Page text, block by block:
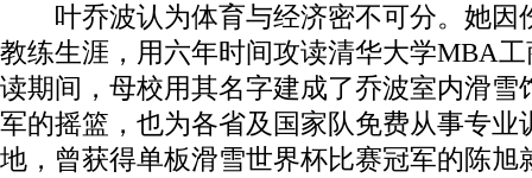
叶乔波认为体育与经济密不可分。她因
教练生涯，用六年时间攻读清华大学MBA
读期间，母校用其名字建成了乔波室内滑雪
军的摇篮，也为各省及国家队免费从事专业
地，曾获得单板滑雪世界杯比赛冠军的陈旭